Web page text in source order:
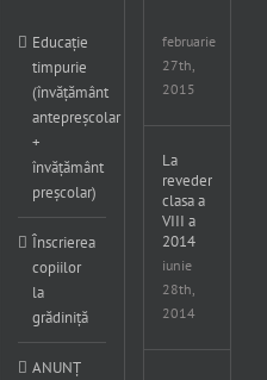
concurs
international
Educație
timpurie
(învățământ
antepreșcolar
+
învățământ
preșcolar)
Înscrierea
copiilor
la
grădiniță
ANUNȚ
februarie
27th,
2015
La
revedere
clasa a
VIII a
2014
iunie
28th,
2014